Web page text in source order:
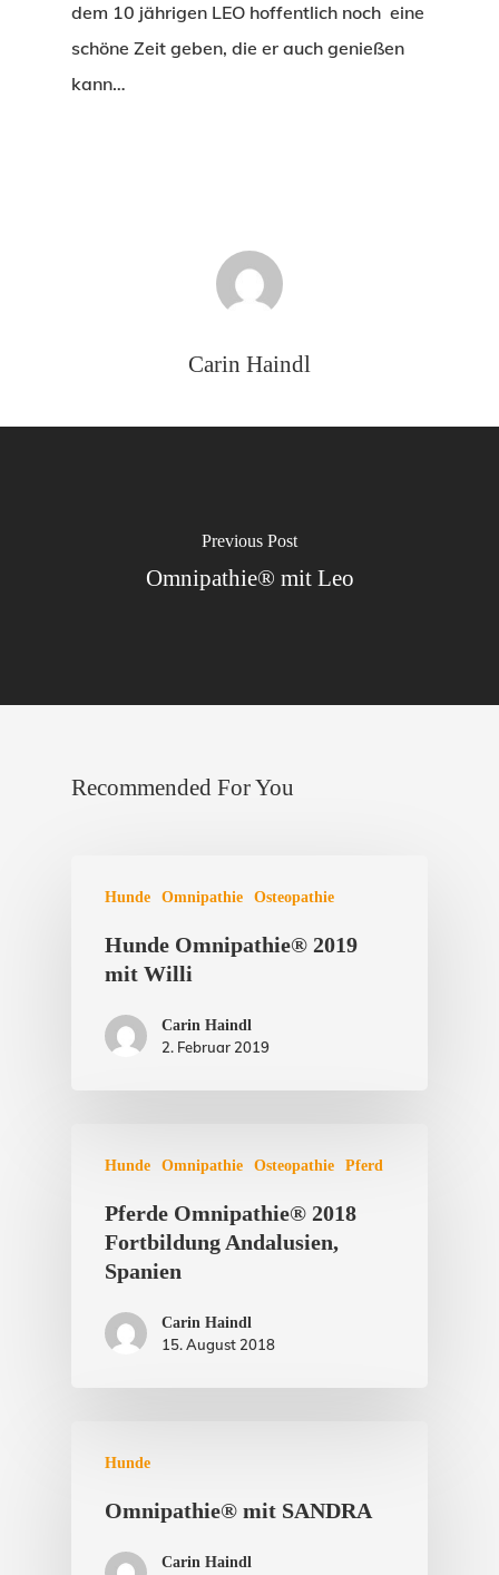
dem 10 jährigen LEO hoffentlich noch eine
schöne Zeit geben, die er auch genießen
kann…
Carin Haindl
Previous Post
Omnipathie® mit Leo
Recommended For You
Hunde Omnipathie Osteopathie
Hunde Omnipathie® 2019
mit Willi
Carin Haindl
2. Februar 2019
Hunde Omnipathie Osteopathie Pferd
Pferde Omnipathie® 2018
Fortbildung Andalusien,
Spanien
Carin Haindl
15. August 2018
Hunde
Omnipathie® mit SANDRA
Carin Haindl